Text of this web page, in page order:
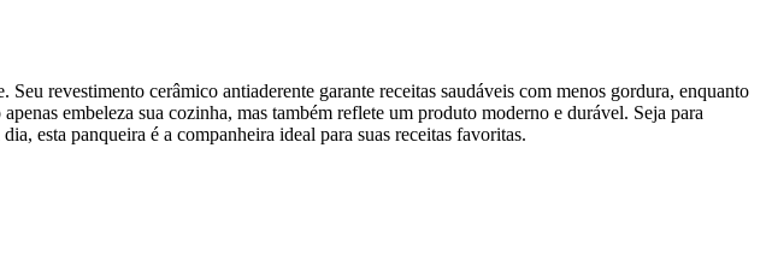
revestimento cerâmico antiaderente garante receitas saudáveis com menos gordura, enquanto
embeleza sua cozinha, mas também reflete um produto moderno e durável. Seja para
esta panqueira é a companheira ideal para suas receitas favoritas.